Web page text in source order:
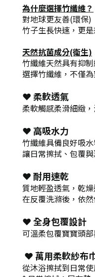
為什麼選擇竹纖維？
對地球更友善(環保)
竹子生長快速，更
天然抗菌成分(衛生)
竹纖維天然具有抑
選擇竹纖維，不僅
❤ 柔軟透氣
柔軟觸感柔滑細緻
❤ 高吸水力
竹纖維具備良好吸
讓日常擦拭、包覆
❤耐用速乾
質地輕盈透氣，乾
在反覆洗滌後，依
❤全身包覆設計
可溫柔包覆寶寶頭
❤ 萬用柔軟紗布
從沐浴擦拭到日常